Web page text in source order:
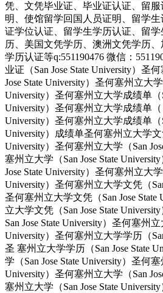
凭、文凭毕业证、毕业证认证、留
明、使馆留学回国人员证明、留学
证学位认证、留学生学历认证、留
历、美国文凭学历、澳洲文凭学历
学历认证等q:551190476 微信：
业证（San Jose State University）圣
Jose State University）圣何塞州立大
University）圣何塞州立大学成绩单（
University）圣何塞州立大学成绩单（
University）圣何塞州立大学成绩单（
University）成绩单圣何塞州立大学文
University）圣何塞州立大学（San
塞州立大学（San Jose State
Jose State University）圣何塞州立大学
University）圣何塞州立大学文凭（San
圣何塞州立大学文凭（San Jose State
立大学文凭（San Jose State
San Jose State University）圣何塞州
University）圣何塞州立大学学历（San
圣 塞州立大学学历（San Jose State
学（San Jose State University）圣何
University）圣何塞州立大学（San
塞州立大学（San Jose State